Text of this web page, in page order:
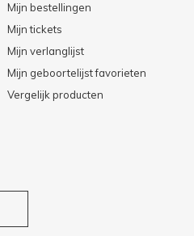
Mijn bestellingen
Mijn tickets
Mijn verlanglijst
Mijn geboortelijst favorieten
Vergelijk producten